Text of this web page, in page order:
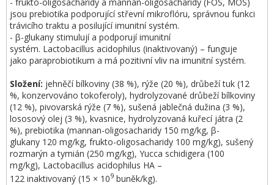
jsou prebiotika podporující střevní mikroflóru, správnou funkci
trávicího traktu a posilující imunitní systém.
- β-glukany stimulují a podporují imunitní
systém. Lactobacillus acidophilus (inaktivovaný) – funguje
jako paraprobiotikum a má pozitivní vliv na imunitní systém.
Složení: jehněčí bílkoviny (38 %), rýže (20 %), drůbeží tuk (12
%, konzervováno tokoferoly), hydrolyzované drůbeží bílkoviny
(12 %), pivovarská rýže (7 %), sušená jablečná dužina (3 %),
lososový olej (3 %), kvasnice, hydrolyzovaná kuřecí játra (2
%), prebiotika (mannan-oligosacharidy 150 mg/kg, β-
glukany 120 mg/kg, frukto-oligosacharidy 100 mg/kg), sušený
rozmarýn a tymián (250 mg/kg), Yucca schidigera (100
mg/kg), Lactobacillus acidophilus HA –
122 inaktivovaný (15 × 109 buněk/kg).